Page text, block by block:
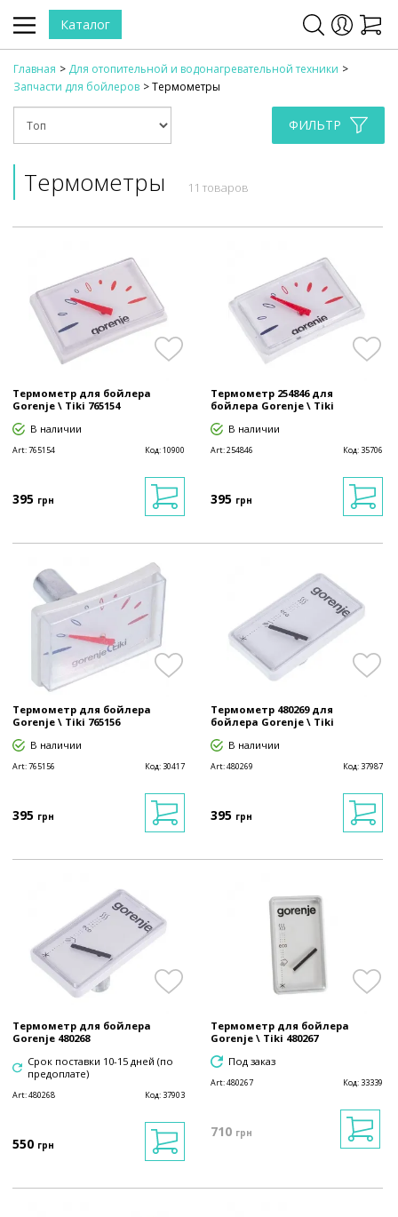
Каталог
Главная
Для отопительной и водонагревательной техники
Запчасти для бойлеров
Термометры
ФИЛЬТР
Термометры 11 товаров
Термометр для бойлера
Gorenje \ Tiki 765154
В наличии
Art:765154 Код:10900
395 грн
Термометр 254846 для
бойлера Gorenje \ Tiki
В наличии
Art:254846 Код: 35706
395 грн
Термометр для бойлера
Gorenje \ Tiki 765156
В наличии
Art:765156 Код: 30417
395 грн
Термометр 480269 для
бойлера Gorenje \ Tiki
В наличии
Art:480269 Код: 37987
395 грн
Термометр для бойлера
Gorenje 480268
Срок поставки 10-15 дней (по
предоплате)
Art:480268 Код: 37903
550 грн
Термометр для бойлера
Gorenje \ Tiki 480267
Под заказ
Art:480267 Код: 33339
710 грн